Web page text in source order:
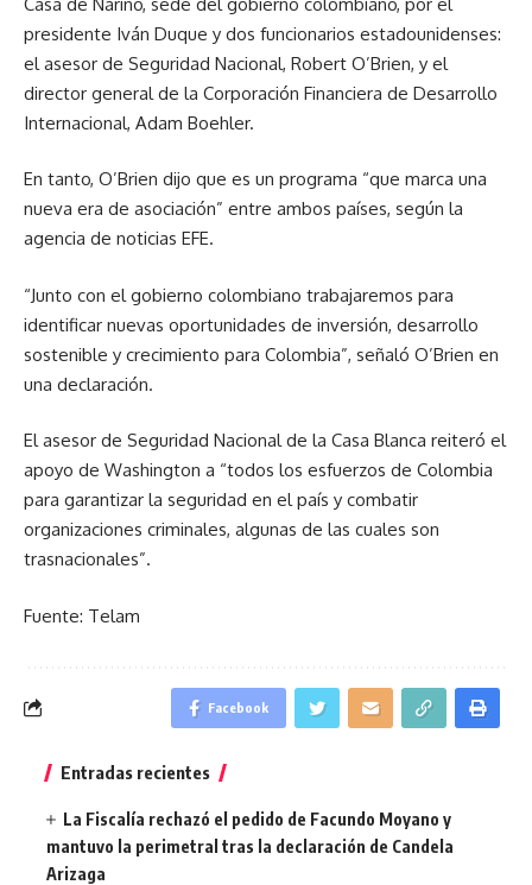
presidente Iván Duque y dos funcionarios estadounidenses:
el asesor de Seguridad Nacional, Robert O’Brien, y el
director general de la Corporación Financiera de Desarrollo
Internacional, Adam Boehler.
En tanto, O’Brien dijo que es un programa “que marca una
nueva era de asociación” entre ambos países, según la
agencia de noticias EFE.
“Junto con el gobierno colombiano trabajaremos para
identificar nuevas oportunidades de inversión, desarrollo
sostenible y crecimiento para Colombia”, señaló O’Brien en
una declaración.
El asesor de Seguridad Nacional de la Casa Blanca reiteró el
apoyo de Washington a “todos los esfuerzos de Colombia
para garantizar la seguridad en el país y combatir
organizaciones criminales, algunas de las cuales son
trasnacionales”.
Fuente: Telam
Facebook
Entradas recientes
La Fiscalía rechazó el pedido de Facundo Moyano y
mantuvo la perimetral tras la declaración de Candela
Arizaga